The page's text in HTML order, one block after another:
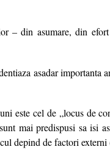
– din asumare, din
asadar
este cel de „locus de
mai predispusi sa isi
depind de factori